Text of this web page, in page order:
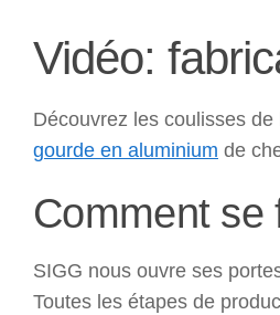
Vidéo:
Découvrez les coulisses
gourde en aluminium de
Comment se
SIGG nous ouvre ses
Toutes les étapes de